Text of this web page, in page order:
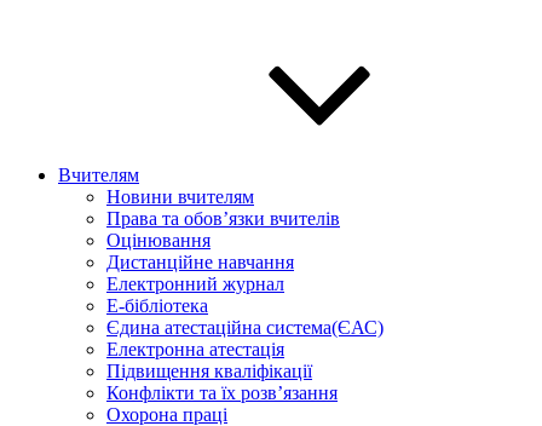
Вчителям
Новини вчителям
Права та обов’язки вчителів
Оцінювання
Дистанційне навчання
Електронний журнал
E-бібліотека
Єдина атестаційна система(ЄАС)
Електронна атестація
Підвищення кваліфікації
Конфлікти та їх розв’язання
Охорона праці